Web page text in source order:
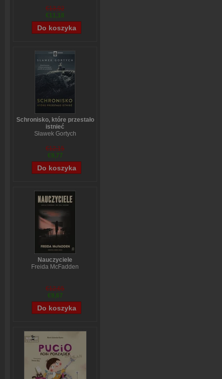
€13,92
€11,18
Schronisko, które przestało
istnieć
Sławek Gortych
€12,15
€9,77
Nauczyciele
Freida McFadden
€12,65
€9,67